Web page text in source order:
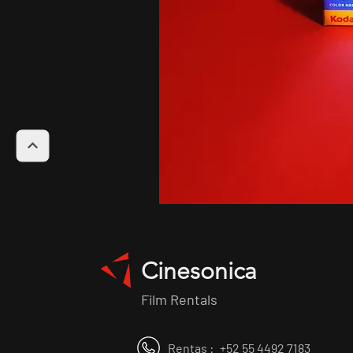
Cinesonica
Film Rentals
Rentas : +52 55 4492 7183